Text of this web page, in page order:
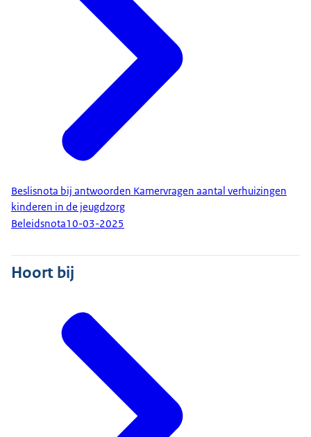
Beslisnota bij antwoorden Kamervragen aantal verhuizingen
kinderen in de jeugdzorg
Beleidsnota10-03-2025
Hoort bij